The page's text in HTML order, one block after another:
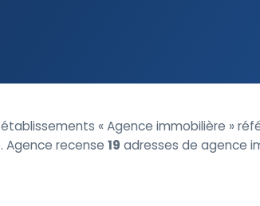
« Agence immobilière »
Agence recense 19 adresses de agence